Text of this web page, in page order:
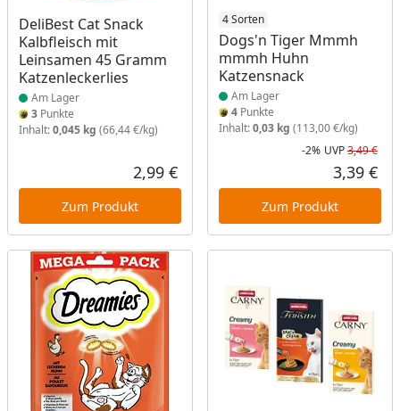
DeliBest Cat Snack
Kalbfleisch mit
Leinsamen 45 Gramm
Katzenleckerlies
Produkt am Lager
Am Lager
3 Punkte
Inhalt:0,045 kg (66,44 €/kg)
Aktueller Preis
2,99 €
Zum Produkt
4 Sorten
Dogs'n Tiger Mmmh
mmmh Huhn
Katzensnack
Produkt am Lager
Am Lager
4Punkte
Inhalt:0,03 kg (113,00 €/kg)
-2% UVP3,49 €
3,39 €
Zum Produkt